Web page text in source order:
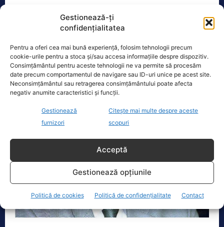
Gestionează-ți
confidențialitatea
Pentru a oferi cea mai bună experiență, folosim tehnologii precum
cookie-urile pentru a stoca și/sau accesa informațiile despre dispozitiv.
Consimțământul pentru aceste tehnologii ne va permite să procesăm
date precum comportamentul de navigare sau ID-uri unice pe acest site.
Neconsimțământul sau retragerea consimțământului poate afecta
negativ anumite caracteristici și funcții.
Gestionează
furnizori
Citește mai multe despre aceste
scopuri
Acceptă
Gestionează opțiunile
Politică de cookies Politică de confidențialitate Contact
Riscăm incapacitatea de plată, pentru că statul
economistul Mircea Coșea. Ultimul împrumut este
de...